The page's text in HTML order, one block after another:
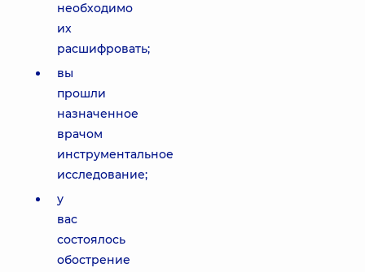
необходимо
их
расшифровать;
вы
прошли
назначенное
врачом
инструментальное
исследование;
у
вас
состоялось
обострение